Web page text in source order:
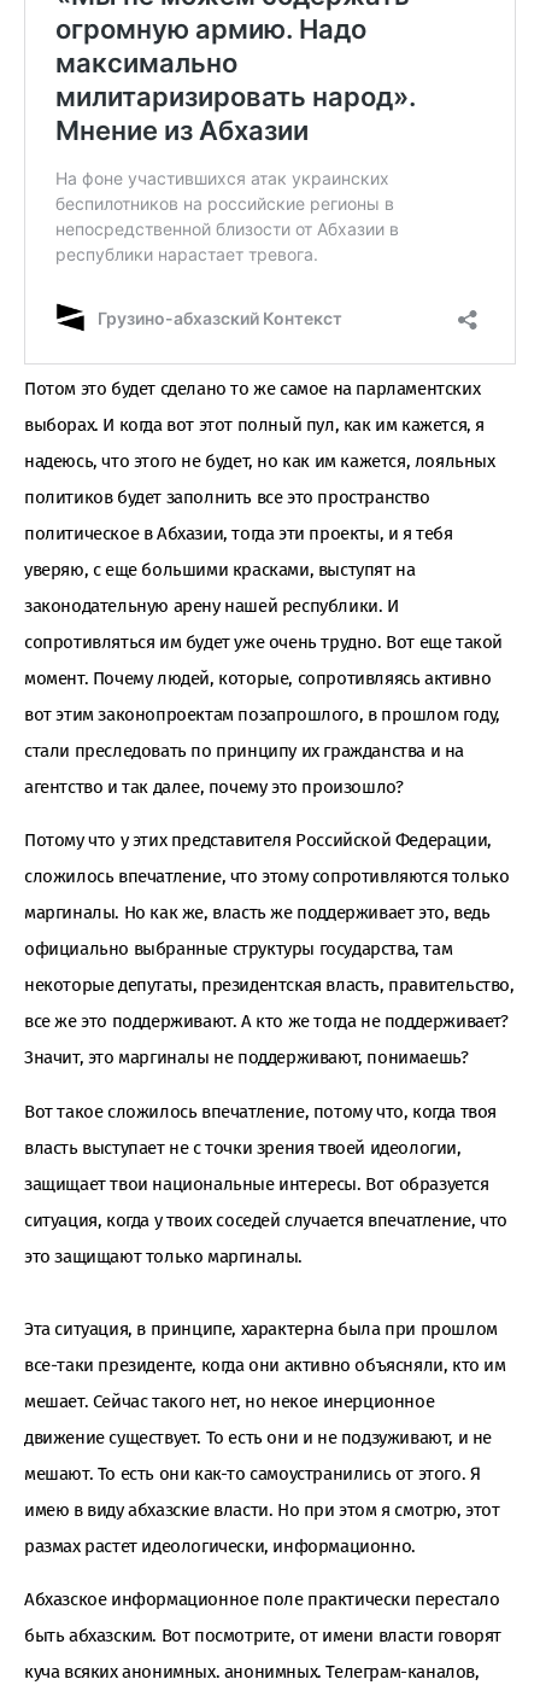
Потом это будет сделано то же самое на парламентских
выборах. И когда вот этот полный пул, как им кажется, я
надеюсь, что этого не будет, но как им кажется, лояльных
политиков будет заполнить все это пространство
политическое в Абхазии, тогда эти проекты, и я тебя
уверяю, с еще большими красками, выступят на
законодательную арену нашей республики. И
сопротивляться им будет уже очень трудно. Вот еще такой
момент. Почему людей, которые, сопротивляясь активно
вот этим законопроектам позапрошлого, в прошлом году,
стали преследовать по принципу их гражданства и на
агентство и так далее, почему это произошло?
Потому что у этих представителя Российской Федерации,
сложилось впечатление, что этому сопротивляются только
маргиналы. Но как же, власть же поддерживает это, ведь
официально выбранные структуры государства, там
некоторые депутаты, президентская власть, правительство,
все же это поддерживают. А кто же тогда не поддерживает?
Значит, это маргиналы не поддерживают, понимаешь?
Вот такое сложилось впечатление, потому что, когда твоя
власть выступает не с точки зрения твоей идеологии,
защищает твои национальные интересы. Вот образуется
ситуация, когда у твоих соседей случается впечатление, что
это защищают только маргиналы.
Эта ситуация, в принципе, характерна была при прошлом
все-таки президенте, когда они активно объясняли, кто им
мешает. Сейчас такого нет, но некое инерционное
движение существует. То есть они и не подзуживают, и не
мешают. То есть они как-то самоустранились от этого. Я
имею в виду абхазские власти. Но при этом я смотрю, этот
размах растет идеологически, информационно.
Абхазское информационное поле практически перестало
быть абхазским. Вот посмотрите, от имени власти говорят
куча всяких анонимных. анонимных. Телеграм-каналов,